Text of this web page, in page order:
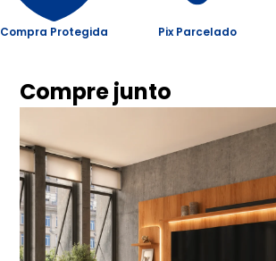
Compra Protegida Pix Parcelado
Compre junto